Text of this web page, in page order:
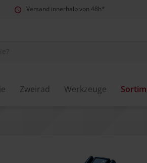
Versand innerhalb von 48h*
Zweirad Werkzeuge